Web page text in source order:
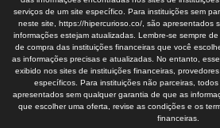
serviços de um site específico. Para instituições sem
neste site, https://hipercurioso.co/, são apresentados
informações estejam atualizadas. Lembre-se sempre
de compra das instituições financeiras que você
as informações precisas e atualizadas. No entanto,
exibido nos sites de instituições financeiras,
específicos. Para instituições não parceiras,
apresentados sem qualquer garantia de que as
que escolher uma oferta, revise as condições e os
financeiras.